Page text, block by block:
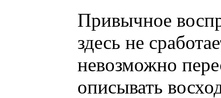
Привычное
здесь не
невозможно
описывать